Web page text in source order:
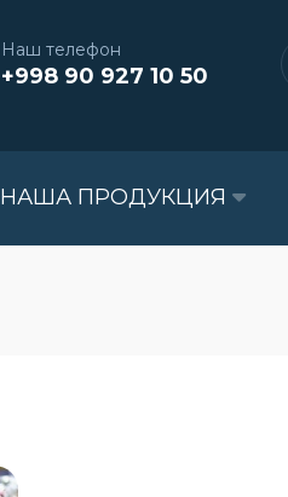
Наш телефон
+998 90 927 10 50
НАША ПРОДУКЦИЯ